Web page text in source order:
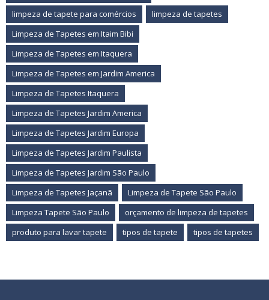
limpeza de tapete para comércios
limpeza de tapetes
Limpeza de Tapetes em Itaim Bibi
Limpeza de Tapetes em Itaquera
Limpeza de Tapetes em Jardim America
Limpeza de Tapetes Itaquera
Limpeza de Tapetes Jardim America
Limpeza de Tapetes Jardim Europa
Limpeza de Tapetes Jardim Paulista
Limpeza de Tapetes Jardim São Paulo
Limpeza de Tapetes Jaçanã
Limpeza de Tapete São Paulo
Limpeza Tapete São Paulo
orçamento de limpeza de tapetes
produto para lavar tapete
tipos de tapete tipos de tapetes